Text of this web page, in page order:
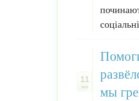
11
ноя
мы